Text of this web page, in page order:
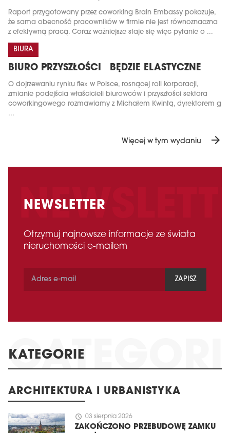
Raport przygotowany przez coworking Brain Embassy pokazuje,
że sama obecność pracowników w firmie nie jest równoznaczna
z efektywną pracą. Coraz ważniejsze staje się więc pytanie o ...
BIURA
BIURO PRZYSZŁOŚCI BĘDZIE ELASTYCZNE
O dojrzewaniu rynku flex w Polsce, rosnącej roli korporacji,
zmianie podejścia właścicieli biurowców i przyszłości sektora
coworkingowego rozmawiamy z Michałem Kwintą, dyrektorem g
...
Więcej w tym wydaniu arrow_forward
NEWSLETTER
Otrzymuj najnowsze informacje ze świata
nieruchomości e-mailem
ZAPISZ
KATEGORIE
ARCHITEKTURA I URBANISTYKA
schedule 03 sierpnia 2026
ZAKOŃCZONO PRZEBUDOWĘ ZAMKU